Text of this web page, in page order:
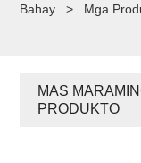
Bahay > Mga
MAS
PRODUKTO